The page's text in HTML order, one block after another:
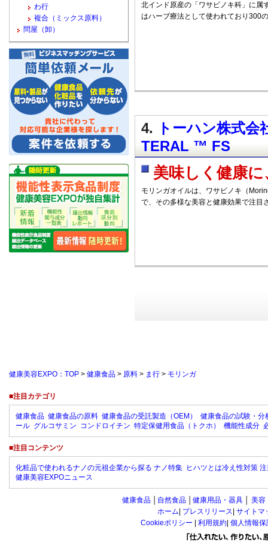
北インド原産の「ワサビノキ科」に属
はハーブ療法として使われており300
4.
トーハン株式
TERAL ™ FS
美味しく健康
モリンガオイルは、ワサビノキ（
で、その多様な美容と健康効果で注目
わ行
複合（ミックス原料）
問屋（卸）
健康美容EXPO：TOP > 健康食品 > 原料 > ま行 > モリンガ
■注目カテゴリ
健康食品 健康食品の原料 健康食品の受託製造（OEM）
健康食品の試験・分
ール グルコサミン コンドロイチン 特定保健用食品（トクホ） 機能性成分
■注目コンテンツ
化粧品で使われるナノの元祖企業から探る ナノ特集 ヒハツとは冷え性対策
健康美容EXPOニュース
健康食品 自然食品 健康用品・器具 美容
ホーム プレスリリース サイトマ
Cookieポリシー
利用規約 個人情報